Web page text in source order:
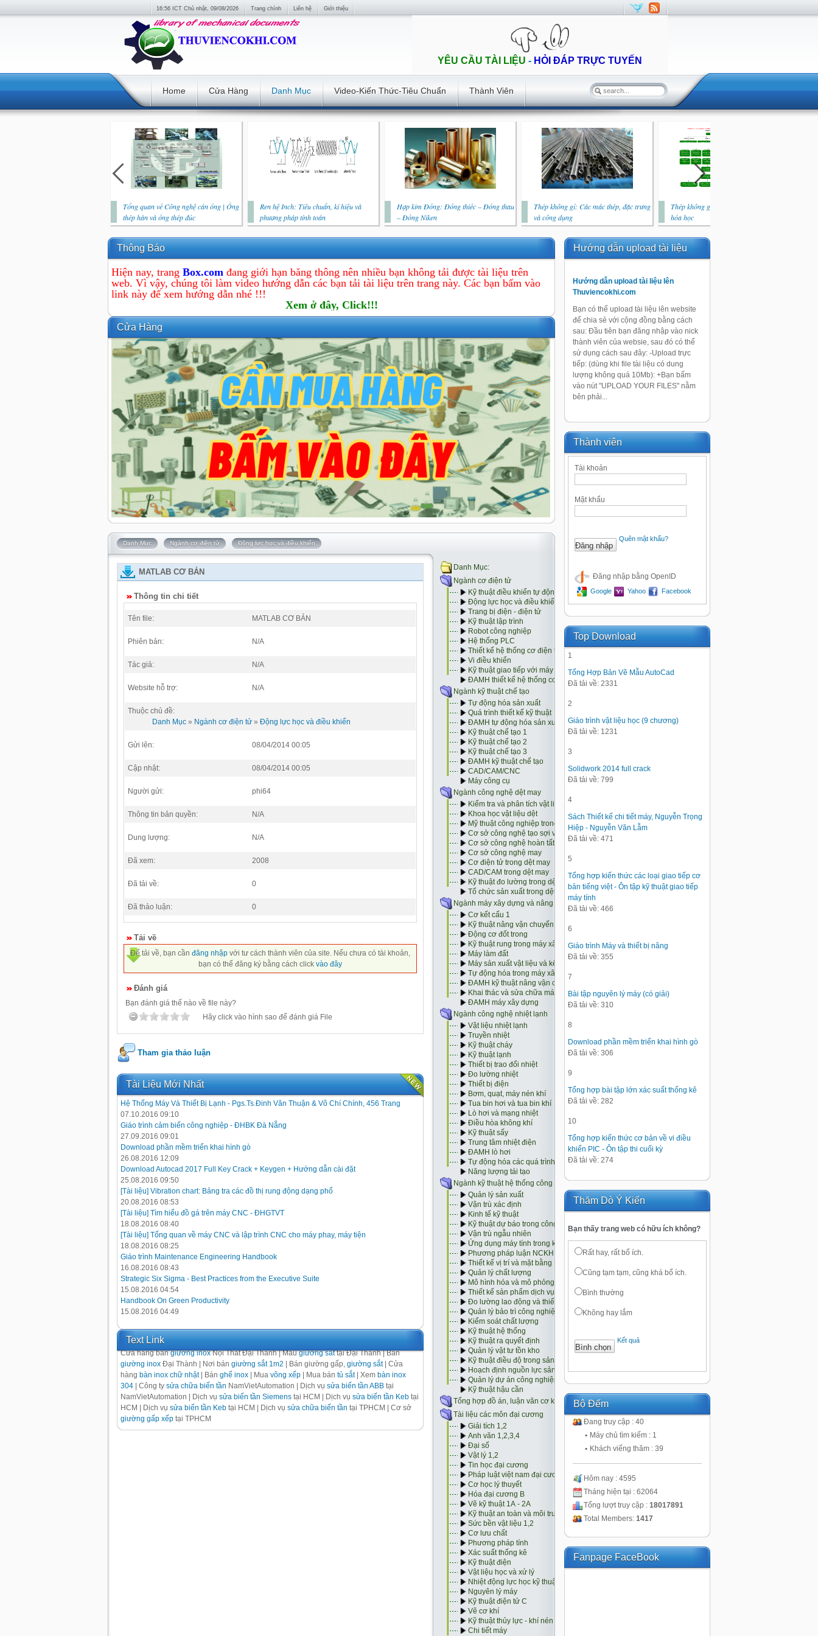
16:56 ICT Chủ nhật, 09/08/2026 Trang chính Liên hệ Giới thiệu
YÊU CẦU TÀI LIỆU - HỎI ĐÁP TRỰC TUYẾN
Home Cửa Hàng Danh Mục Video-Kiến Thức-Tiêu Chuẩn Thành Viên
Tổng quan về Công nghệ cán ống | Ống
thép hàn và ống thép đúc
Ren hệ Inch: Tiêu chuẩn, kí hiệu và
phương pháp tính toán
Hợp kim Đồng: Đồng thiếc – Đồng thau
– Đồng Niken
Thép không gỉ: Các mác thép, đặc trưng
và công dụng
Thép không gỉ: Vai trò của các nguyên tố
hóa học
Thông Báo
Hiện nay, trang Box.com đang giới hạn băng thông nên nhiều bạn không tải được tài liệu trên
web. Vì vậy, chúng tôi làm video hướng dẫn các bạn tải tài liệu trên trang này. Các bạn bấm vào
link này để xem hướng dẫn nhé !!!
Xem ở đây, Click!!!
Cửa Hàng
Danh Mục Ngành cơ điện tử Động lực học và điều khiển
MATLAB CƠ BẢN
Thông tin chi tiết
Tên file: MATLAB CƠ BẢN
Phiên bản: N/A
Tác giả: N/A
Website hỗ trợ: N/A
Thuộc chủ đề:
Danh Mục » Ngành cơ điện tử » Động lực học và điều khiển
Gửi lên: 08/04/2014 00:05
Cập nhật: 08/04/2014 00:05
Người gửi: phi64
Thông tin bản quyền: N/A
Dung lượng: N/A
Đã xem: 2008
Đã tải về: 0
Đã thảo luận: 0
Tải về
Để tải về, bạn cần đăng nhập với tư cách thành viên của site. Nếu chưa có tài khoản,
bạn có thể đăng ký bằng cách click vào đây
Đánh giá
Bạn đánh giá thế nào về file này?
Hãy click vào hình sao để đánh giá File
Tham gia thảo luận
Tài Liệu Mới Nhất
Hệ Thống Máy Và Thiết Bị Lạnh - Pgs.Ts.Đinh Văn Thuận & Võ Chí Chính, 456 Trang
07.10.2016 09:10
Giáo trình cảm biến công nghiệp - ĐHBK Đà Nẵng
27.09.2016 09:01
Download phần mềm triển khai hình gò
26.08.2016 12:09
Download Autocad 2017 Full Key Crack + Keygen + Hướng dẫn cài đặt
25.08.2016 09:50
[Tài liệu] Vibration chart: Bảng tra các đồ thị rung động dạng phổ
20.08.2016 08:53
[Tài liệu] Tìm hiểu đồ gá trên máy CNC - ĐHGTVT
18.08.2016 08:40
[Tài liệu] Tổng quan về máy CNC và lập trình CNC cho máy phay, máy tiện
18.08.2016 08:25
Giáo trình Maintenance Engineering Handbook
16.08.2016 08:43
Strategic Six Sigma - Best Practices from the Executive Suite
15.08.2016 04:54
Handbook On Green Productivity
15.08.2016 04:49
Text Link
Cửa hàng bángiường inoxNội Thất Đại Thành | Mẫugiường sắttại Đại Thành | Bán
giường inox Đại Thành | Nơi bán giường sắt 1m2 | Bán giường gấp, giường sắt| Cửa
hàng bàn inox chữ nhật| Bán ghế inox | Mua võng xếp | Mua bán tủ sắt| Xem bàn inox
304 | Công ty sửa chữa biến tần NamVietAutomation | Dịch vụ sửa biến tần ABB tại
NamVietAutomation | Dịch vụ sửa biến tần Siemens tại HCM | Dịch vụ sửa biến tần Keb tại
HCM | Dịch vụ sửa biến tần Keb tại HCM | Dịch vụ sửa chữa biến tần tại TPHCM | Cơ sở
giường gấp xếp tại TPHCM
Hướng dẫn upload tài liệu
Hướng dẫn upload tài liệu lên
Thuviencokhi.com
Bạn có thể upload tài liệu lên website
để chia sẻ với cộng đồng bằng cách
sau: Đầu tiên bạn đăng nhập vào nick
thành viên của websie, sau đó có thể
sử dụng cách sau đây: -Upload trực
tiếp: (dùng khi file tài liệu có dung
lượng không quá 10Mb): +Bạn bấm
vào nút "UPLOAD YOUR FILES" nằm
bên phải...
Thành viên
Tài khoản
Mật khẩu
Quên mật khẩu?
Đăng nhập bằng OpenID
Google Yahoo Facebook
Top Download
1
Tổng Hợp Bản Vẽ Mẫu AutoCad
Đã tải về: 2331
2
Giáo trình vật liệu học (9 chương)
Đã tải về: 1231
3
Solidwork 2014 full crack
Đã tải về: 799
4
Sách Thiết kế chi tiết máy, Nguyễn Trọng
Hiệp - Nguyễn Văn Lẫm
Đã tải về: 471
5
Tổng hợp kiến thức các loại giao tiếp cơ
bản tiếng việt - Ôn tập kỹ thuật giao tiếp
máy tính
Đã tải về: 466
6
Giáo trình Máy và thiết bị nâng
Đã tải về: 355
7
Bài tập nguyên lý máy (có giải)
Đã tải về: 310
8
Download phần mềm triển khai hình gò
Đã tải về: 306
9
Tổng hợp bài tập lớn xác suất thống kê
Đã tải về: 282
10
Tổng hợp kiến thức cơ bản về vi điều
khiển PIC - Ôn tập thi cuối kỳ
Đã tải về: 274
Thăm Dò Ý Kiến
Bạn thấy trang web có hữu ích không?
Rất hay, rất bổ ích.
Cũng tạm tạm, cũng khá bổ ích.
Bình thường
Không hay lắm
Kết quả
Bộ Đếm
Đang truy cập : 40
• Máy chủ tìm kiếm : 1
• Khách viếng thăm : 39
Hôm nay : 4595
Tháng hiện tại : 62064
Tổng lượt truy cập : 18017891
Total Members: 1417
Fanpage FaceBook